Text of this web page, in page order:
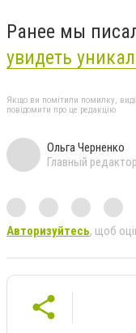
Ранее мы
увидеть
Якщо ви помітили помилку,
повідомити про це редакцію
Ольга Черненко
Главный редактор
Авторизуйтесь, щоб